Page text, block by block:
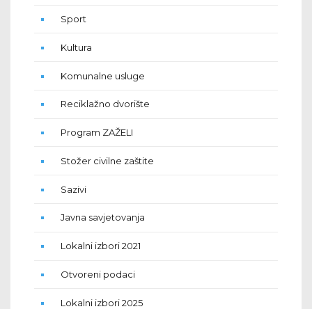
Sport
Kultura
Komunalne usluge
Reciklažno dvorište
Program ZAŽELI
Stožer civilne zaštite
Sazivi
Javna savjetovanja
Lokalni izbori 2021
Otvoreni podaci
Lokalni izbori 2025